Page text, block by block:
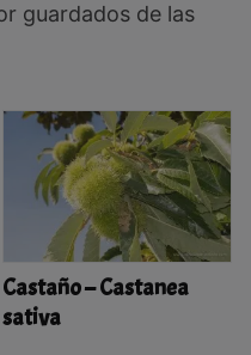
guardados de las
Castaño – Castanea
sativa